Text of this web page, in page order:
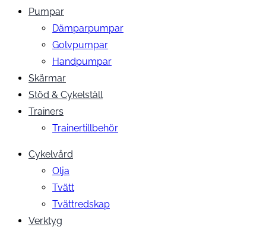
Pumpar
Dämparpumpar
Golvpumpar
Handpumpar
Skärmar
Stöd & Cykelställ
Trainers
Trainertillbehör
Cykelvård
Olja
Tvätt
Tvättredskap
Verktyg